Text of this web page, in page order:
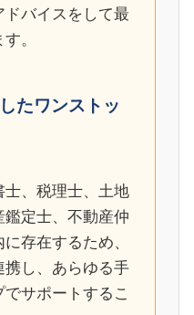
バイスをして最
。
たワンストッ
、税理士、土地
定士、不動産仲
存在するため、
し、あらゆる手
サポートするこ